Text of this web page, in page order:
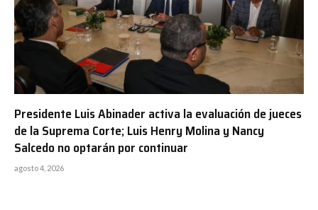
Presidente Luis Abinader activa la evaluación de jueces
de la Suprema Corte; Luis Henry Molina y Nancy
Salcedo no optarán por continuar
agosto 4, 2026